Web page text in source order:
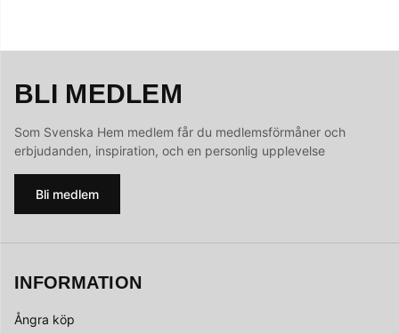
BLI MEDLEM
Som Svenska Hem medlem får du medlemsförmåner och
erbjudanden, inspiration, och en personlig upplevelse
Bli medlem
INFORMATION
Ångra köp